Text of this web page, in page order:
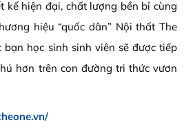
kế hiện đại, chất lượng bền bỉ cùng
hiệu “quốc dân” Nội thất The
bạn học sinh sinh viên sẽ được tiếp
hơn trên con đường tri thức vươn